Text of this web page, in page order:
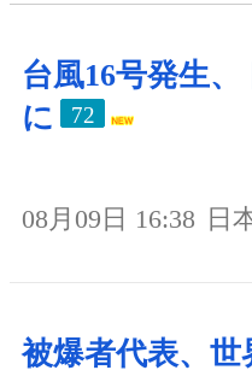
台風16号発生
に
72
08月09日 16:38 日
被爆者代表、世